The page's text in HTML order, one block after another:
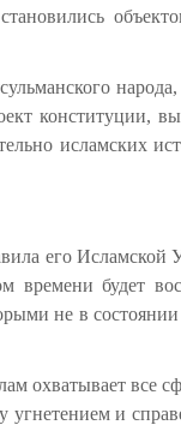
конституции,
исламских
его Исламской
будет
не в состоянии
охватывает все
угнетением и